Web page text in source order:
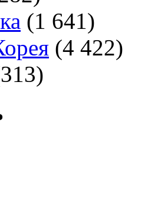
(1 641)
(4 422)